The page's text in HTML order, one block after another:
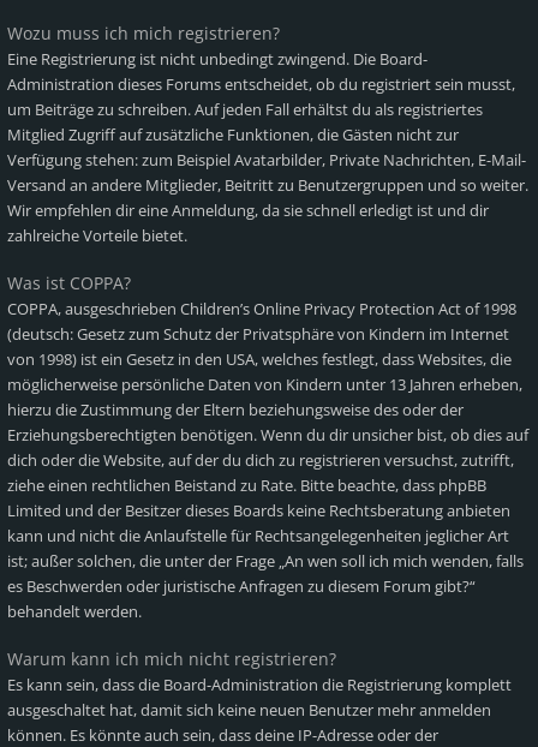
Wozu muss ich mich registrieren?
Eine Registrierung ist nicht unbedingt zwingend. Die Board-
Administration dieses Forums entscheidet, ob du registriert sein musst,
um Beiträge zu schreiben. Auf jeden Fall erhältst du als registriertes
Mitglied Zugriff auf zusätzliche Funktionen, die Gästen nicht zur
Verfügung stehen: zum Beispiel Avatarbilder, Private Nachrichten, E-Mail-
Versand an andere Mitglieder, Beitritt zu Benutzergruppen und so weiter.
Wir empfehlen dir eine Anmeldung, da sie schnell erledigt ist und dir
zahlreiche Vorteile bietet.
Was ist COPPA?
COPPA, ausgeschrieben Children’s Online Privacy Protection Act of 1998
(deutsch: Gesetz zum Schutz der Privatsphäre von Kindern im Internet
von 1998) ist ein Gesetz in den USA, welches festlegt, dass Websites, die
möglicherweise persönliche Daten von Kindern unter 13 Jahren erheben,
hierzu die Zustimmung der Eltern beziehungsweise des oder der
Erziehungsberechtigten benötigen. Wenn du dir unsicher bist, ob dies auf
dich oder die Website, auf der du dich zu registrieren versuchst, zutrifft,
ziehe einen rechtlichen Beistand zu Rate. Bitte beachte, dass phpBB
Limited und der Besitzer dieses Boards keine Rechtsberatung anbieten
kann und nicht die Anlaufstelle für Rechtsangelegenheiten jeglicher Art
ist; außer solchen, die unter der Frage „An wen soll ich mich wenden, falls
es Beschwerden oder juristische Anfragen zu diesem Forum gibt?“
behandelt werden.
Warum kann ich mich nicht registrieren?
Es kann sein, dass die Board-Administration die Registrierung komplett
ausgeschaltet hat, damit sich keine neuen Benutzer mehr anmelden
können. Es könnte auch sein, dass deine IP-Adresse oder der